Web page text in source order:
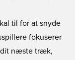
til for at snyde
fokuserer
dit næste træk,